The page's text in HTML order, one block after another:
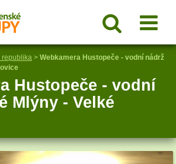
republika > Webkamera Hustopeče - vodní nádrž
Hustopeče - vodní
Mlýny - Velké